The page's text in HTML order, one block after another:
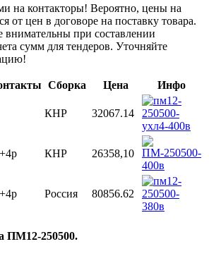
на контакторы! Вероятно, цены на
от цен в договоре на поставку товара.
внимательны при составлении
сумм для тендеров. Уточняйте
Сборка Цена Инфо
КНР 32067.14
КНР 26358,10
Россия 80856.62
ПМ12-250500.